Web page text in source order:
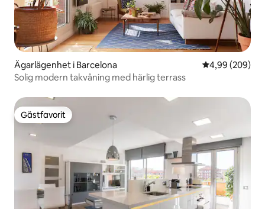
Ägarlägenhet i Barcelona 4,99 av 5 i
4,99 (209)
Solig modern takvåning med härlig terrass
Gästfavorit
Gästfavorit